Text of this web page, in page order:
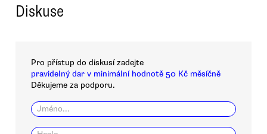
Diskuse
Pro přístup do diskusí zadejte
pravidelný dar v minimální hodnotě 50 Kč měsíčně
Děkujeme za podporu.